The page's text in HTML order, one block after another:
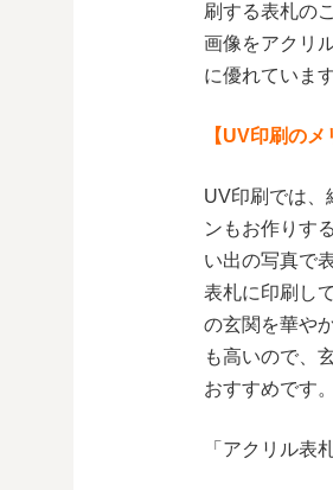
刷する表札の
画像をアクリ
に優れています
【UV印刷のメ
UV印刷では、
ンもお作りす
い出の写真で
表札に印刷し
の玄関を華や
も高いので、
おすすめです。
「アクリル表